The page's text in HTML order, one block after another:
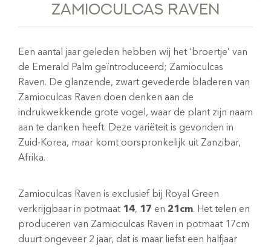
ZAMIOCULCAS RAVEN
Een aantal jaar geleden hebben wij het ‘broertje’ van
de Emerald Palm geïntroduceerd; Zamioculcas
Raven. De glanzende, zwart gevederde bladeren van
Zamioculcas Raven doen denken aan de
indrukwekkende grote vogel, waar de plant zijn naam
aan te danken heeft. Deze variëteit is gevonden in
Zuid-Korea, maar komt oorspronkelijk uit Zanzibar,
Afrika.
Zamioculcas Raven is exclusief bij Royal Green
verkrijgbaar in potmaat 14, 17 en 21cm. Het telen en
produceren van Zamioculcas Raven in potmaat 17cm
duurt ongeveer 2 jaar, dat is maar liefst een halfjaar